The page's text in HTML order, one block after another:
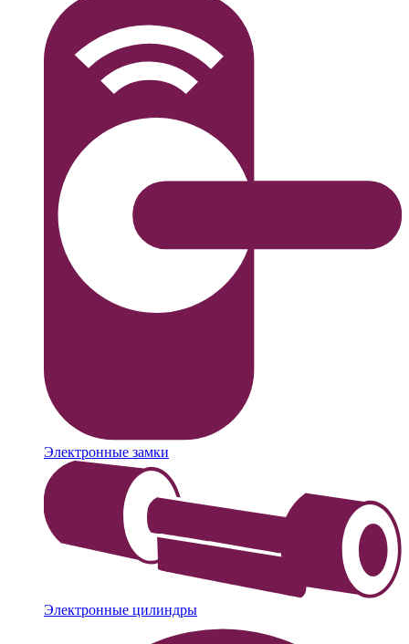
Электронные замки
Электронные цилиндры